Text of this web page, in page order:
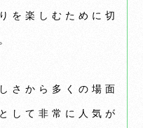
を楽しむために切
さから多くの場面
して非常に人気が